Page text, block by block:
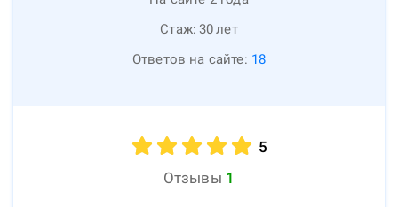
Стаж: 30лет
Ответов на сайте: 18
5
Отзывы 1